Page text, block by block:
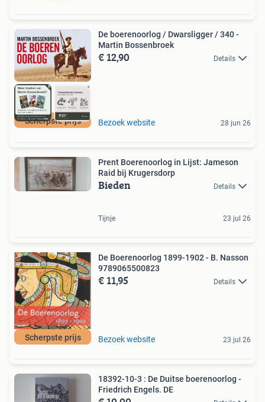
Scherpste prijs
De boerenoorlog / Dwarsligger / 340 -
Martin Bossenbroek
€ 12,90 Details
Bezoek website 28 jun 26
Prent Boerenoorlog in Lijst: Jameson
Raid bij Krugersdorp
Bieden Details
Tijnje 23 jul 26
Scherpste prijs
De Boerenoorlog 1899-1902 - B. Nasson
9789065500823
€ 11,95 Details
Bezoek website 23 jul 26
18392-10-3 : De Duitse boerenoorlog -
Friedrich Engels. DE